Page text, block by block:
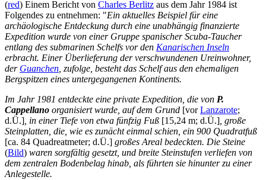
(red) Einem Bericht von Charles Berlitz aus dem Jahr 1984 ist
Folgendes zu entnehmen: "Ein aktuelles Beispiel für eine
archäologische Entdeckung durch eine unabhängig finanzierte
Expedition wurde von einer Gruppe spanischer Scuba-Taucher
entlang des submarinen Schelfs vor den Kanarischen Inseln
erbracht. Einer Überlieferung der verschwundenen Ureinwohner,
der Guanchen , zufolge, besteht das Schelf aus den ehemaligen
Bergspitzen eines untergegangenen Kontinents.
Im Jahr 1981 entdeckte eine private Expedition, die von P.
Cappellano organisiert wurde, auf dem Grund [vorLanzarote;
d.Ü.] , in einer Tiefe von etwa fünfzig Fuß [15,24 m; d.Ü.] , große
Steinplatten, die, wie es zunächt einmal schien, ein 900 Quadratfuß
[ca. 84 Quadreatmeter; d.Ü.] großes Areal bedeckten. Die Steine
(Bild) ​​waren sorgfältig gesetzt, und breite Steinstufen verliefen von
dem zentralen Bodenbelag hinab, als führten sie hinunter zu einer
Anlegestelle.